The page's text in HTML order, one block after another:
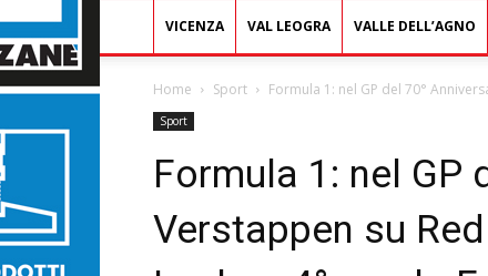
VICENZA VAL LEOGRA VALLE DELL’AGNO
Home Sport Formula 1: nel GP del 70°
Sport
Formula 1: nel GP
Verstappen su